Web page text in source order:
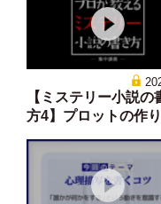
【ミステリー小説の
方4】プロットの作